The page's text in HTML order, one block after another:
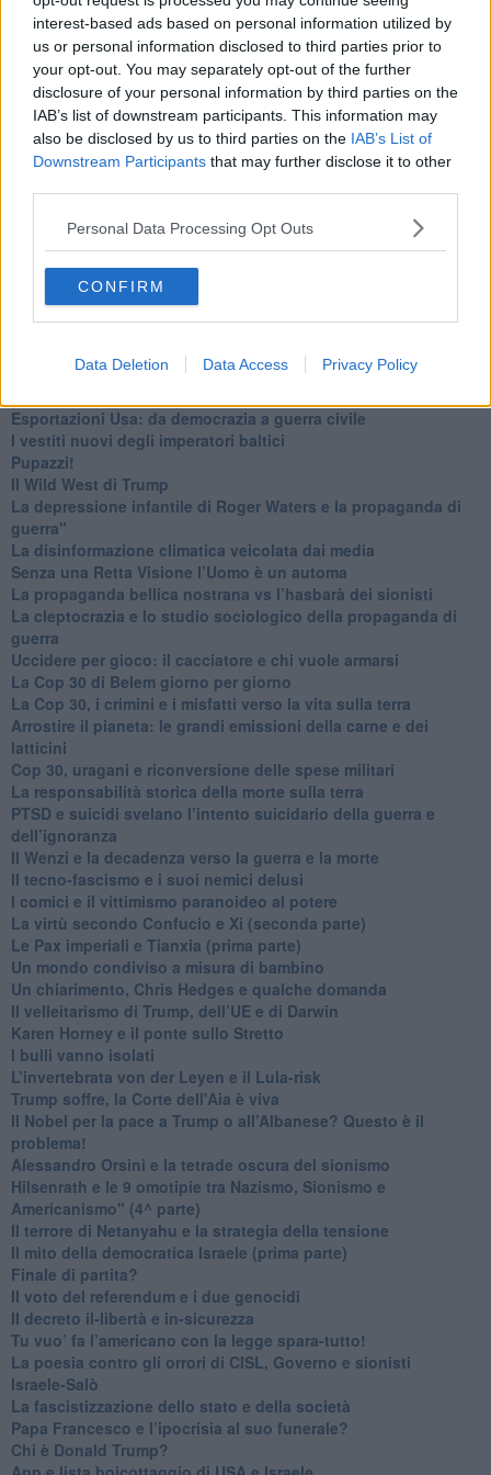
interest-based ads based on personal information utilized by
us or personal information disclosed to third parties prior to
your opt-out. You may separately opt-out of the further
disclosure of your personal information by third parties on the
IAB’s list of downstream participants. This information may
also be disclosed by us to third parties on the IAB’s List of
Downstream Participants that may further disclose it to other
Personal Data Processing Opt Outs
CONFIRM
Data Deletion Data Access Privacy Policy
Alcune domande da esordiente agli esperti che decidono le
sorti dell’Elba
Verso il full electric a gestione pubblica dei traghetti​
​La Scienza dei Cittadini e i Cittadini per l’Aria
Trump e le sue guerre contro i deboli e contro la terra
​Le furbate elettorali della Meloni e la testardaggine
dell’opposizione
​Date loro l’Oscar al posto del Nobel per la Pace
L'umanizzazione dell'economia e della politica
​Dopo il diluvio dei NO: un patto intergenerazionale
​Un grandioso NO ai falchi teocratici e ai loro vassalli
La religione è la cocaina dei potenti
Donald e Bibi confinati nell’isola di St James?
L’italiano vero e la paura che al referendum vinca il No
​Complottismo o capitalismo globale?
​Ma, contessa, non si vergogna a continuare a guardare San
Esportazioni Usa: da democrazia a guerra civile
​I vestiti nuovi degli imperatori baltici
​Pupazzi!
​Il Wild West di Trump
​La depressione infantile di Roger Waters e la propaganda di
guerra"
​La disinformazione climatica veicolata dai media
Senza una Retta Visione l’Uomo è un automa
​La propaganda bellica nostrana vs l’hasbarà dei sionisti
​La cleptocrazia e lo studio sociologico della propaganda di
guerra
​Uccidere per gioco: il cacciatore e chi vuole armarsi
​La Cop 30 di Belem giorno per giorno
La Cop 30, i crimini e i misfatti verso la vita sulla terra
Arrostire il pianeta: le grandi emissioni della carne e dei
latticini
​Cop 30, uragani e riconversione delle spese militari
La responsabilità storica della morte sulla terra
PTSD e suicidi svelano l’intento suicidario della guerra e
dell’ignoranza
Il Wenzi e la decadenza verso la guerra e la morte
​Il tecno-fascismo e i suoi nemici delusi
​I comici e il vittimismo paranoideo al potere
​La virtù secondo Confucio e Xi (seconda parte)
Le Pax imperiali e Tianxia (prima parte)
Un mondo condiviso a misura di bambino
​Un chiarimento, Chris Hedges e qualche domanda
Il velleitarismo di Trump, dell’UE e di Darwin
​Karen Horney e il ponte sullo Stretto
​I bulli vanno isolati
L’invertebrata von der Leyen e il Lula-risk
Trump soffre, la Corte dell'Aia è viva
​Il Nobel per la pace a Trump o all’Albanese? Questo è il
problema!
​Alessandro Orsini e la tetrade oscura del sionismo
​Hilsenrath e le 9 omotipie tra Nazismo, Sionismo e
Americanismo" (4^ parte)
​Il terrore di Netanyahu e la strategia della tensione
Il mito della democratica Israele (prima parte)
​Finale di partita?
​Il voto del referendum e i due genocidi
Il decreto il-libertà e in-sicurezza
Tu vuo’ fa l’americano con la legge spara-tutto!
La poesia contro gli orrori di CISL, Governo e sionisti
Israele-Salò
​La fascistizzazione dello stato e della società
Papa Francesco e l’ipocrisia al suo funerale?
​Chi è Donald Trump?